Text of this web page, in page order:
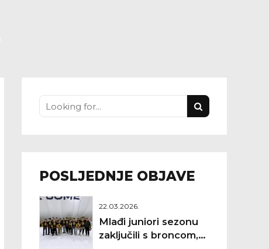
POSLJEDNJE OBJAVE
22.03.2026.
Mlađi juniori sezonu
zaključili s broncom,